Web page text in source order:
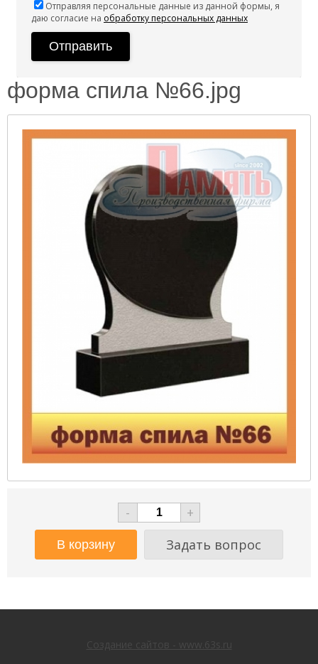
Отправляя персональные данные из данной формы, я
даю согласие на обработку персональных данных
форма спила №66.jpg
-
+
Задать вопрос
Создание сайтов - www.63s.ru